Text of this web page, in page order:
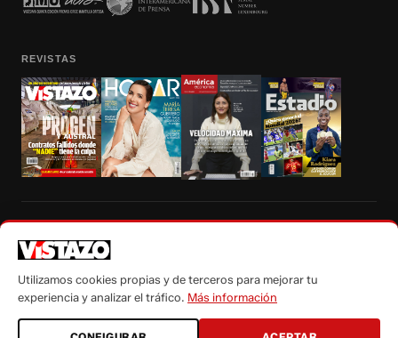
REVISTAS
autorización escrita de su titular, de todos los contenidos de Vistazo.com.
Utilizamos cookies propias y de terceros para mejorar tu
experiencia y analizar el tráfico. Más información